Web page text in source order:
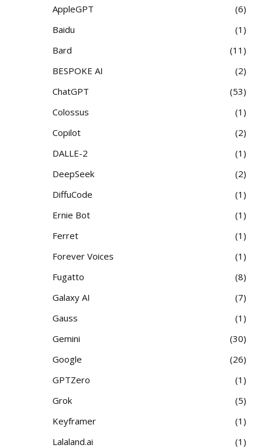
AppleGPT
6
Baidu
1
Bard
11
BESPOKE AI
2
ChatGPT
53
Colossus
1
Copilot
2
DALLE-2
1
DeepSeek
2
DiffuCode
1
Ernie Bot
1
Ferret
1
Forever Voices
1
Fugatto
8
Galaxy AI
7
Gauss
1
Gemini
30
Google
26
GPTZero
1
Grok
5
Keyframer
1
Lalaland.ai
1